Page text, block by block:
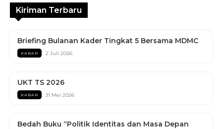
Kiriman Terbaru
Briefing Bulanan Kader Tingkat 5 Bersama MDMC
KABAR 2 Juli 2026
UKT TS 2026
KABAR 31 Mei 2026
Bedah Buku “Politik Identitas dan Masa Depan